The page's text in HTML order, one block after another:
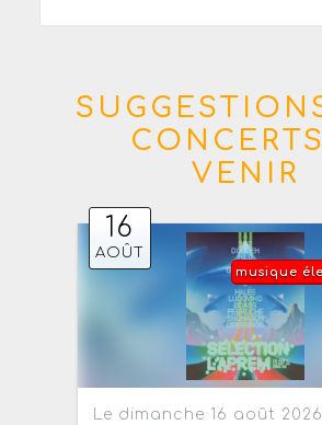
VENIR
16
AOÛT
musique
Le dimanche 16 août 2026